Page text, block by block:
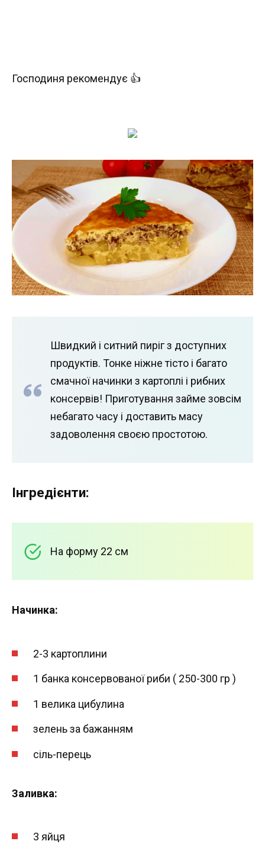
Господиня рекомендує 👍
Швидкий і ситний пиріг з доступних
продуктів. Тонке ніжне тісто і багато
смачної начинки з картоплі і рибних
консервів! Приготування займе зовсім
небагато часу і доставить масу
задоволення своєю простотою.
Інгредієнти:
На форму 22 см
Начинка:
2-3 картоплини
1 банка консервованої риби ( 250-300 гр )
1 велика цибулина
зелень за бажанням
сіль-перець
Заливка:
3 яйця